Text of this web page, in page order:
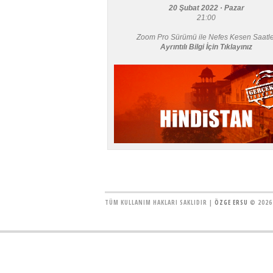
20 Şubat 2022 · Pazar
21:00
Zoom Pro Sürümü ile Nefes Kesen
Ayrıntılı Bilgi İçin Tıklayınız
TÜM KULLANIM HAKLARI SAKLIDIR | ÖZGE ERSU © 2026